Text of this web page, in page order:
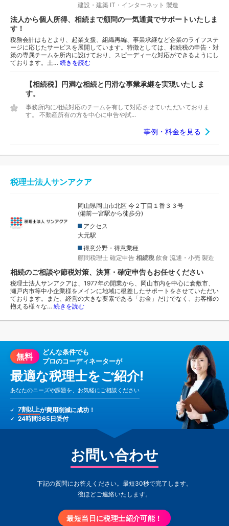
建設・建築 IT・インターネット 製造
法人から個人所得、相続まで顧問の一気通貫でサポートいたしま
す！
税務会計はもとより、起業支援、組織再編、事業承継など企業のライフステ
ージに応じたサービスを展開しています。特徴としては、相続税の申告・対
策の専属チームを所内に設けており、スピーディーな対応ができるようにし
ております。土… 続きを読む
【相続税】円満な相続と円滑な事業承継を実現いたしま
す。
事務所内に相続対応のチームを有して対応させていただいておりま
す。 不動産所有の方を中心に申告や試...
事例・料金を見る
税理士法人サンアクア
岡山県岡山市北区 今２丁目１番３３号
(備前一宮駅から徒歩分)
アクセス
大元駅
得意分野・得意業種
顧問税理士 確定申告 相続税 飲食 流通・小売 製造
相続のご相談や節税対策、決算・確定申告もお任せください
税理士法人サンアクアは、1977年の開業から、岡山市内を中心に倉敷市、
瀬戸内市等中小企業様をメインに地域に根差したサポートをさせていただい
ております。また、経営の大きな要素である「お金」だけでなく、お客様の
抱える様々な… 続きを読む
無料
どんな条件でも
プロのコーディネーターが
最適な税理士をご紹介!
あなたのニーズや課題を、お気軽にご相談ください
7割以上が費用削減に成功！
24時間365日受付
お問い合わせ
下記の質問にお答えください。最短30秒で完了します。
後ほどご連絡いたします。
最短当日に税理士紹介可能！